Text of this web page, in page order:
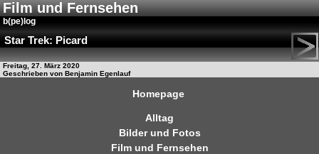
Film und Fernsehen
b(pe)log
Star Trek: Picard
Freitag, 27. März 2020
Geschrieben von Benjamin Egenlauf
Homepage
Alltag
Bilder und Fotos
Film und Fernsehen